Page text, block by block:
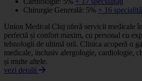
Chirurgie Generală: 5% + 16
Union Medical Cluj oferă servicii medicale
perfectă și confort maxim, cu personal cu
tehnologii de ultimă oră. Clinica acoperă o
medicale, inclusiv alergologie, cardiologie,
și multe altele.
vezi detalii